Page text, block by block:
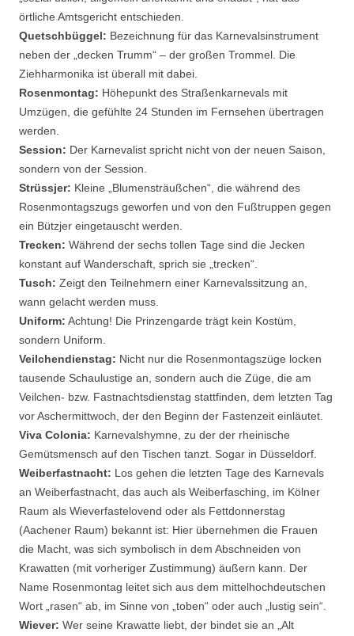
örtliche Amtsgericht entschieden.
Quetschbüggel: Bezeichnung für das Karnevalsinstrument
neben der „decken Trumm“ – der großen Trommel. Die
Ziehharmonika ist überall mit dabei.
Rosenmontag: Höhepunkt des Straßenkarnevals mit
Umzügen, die gefühlte 24 Stunden im Fernsehen übertragen
werden.
Session: Der Karnevalist spricht nicht von der neuen Saison,
sondern von der Session.
Strüssjer: Kleine „Blumensträußchen“, die während des
Rosenmontagszugs geworfen und von den Fußtruppen gegen
ein Bützjer eingetauscht werden.
Trecken: Während der sechs tollen Tage sind die Jecken
konstant auf Wanderschaft, sprich sie „trecken“.
Tusch: Zeigt den Teilnehmern einer Karnevalssitzung an,
wann gelacht werden muss.
Uniform: Achtung! Die Prinzengarde trägt kein Kostüm,
sondern Uniform.
Veilchendienstag: Nicht nur die Rosenmontagszüge locken
tausende Schaulustige an, sondern auch die Züge, die am
Veilchen- bzw. Fastnachtsdienstag stattfinden, dem letzten Tag
vor Aschermittwoch, der den Beginn der Fastenzeit einläutet.
Viva Colonia: Karnevalshymne, zu der der rheinische
Gemütsmensch auf den Tischen tanzt. Sogar in Düsseldorf.
Weiberfastnacht: Los gehen die letzten Tage des Karnevals
an Weiberfastnacht, das auch als Weiberfasching, im Kölner
Raum als Wieverfastelovend oder als Fettdonnerstag
(Aachener Raum) bekannt ist: Hier übernehmen die Frauen
die Macht, was sich symbolisch in dem Abschneiden von
Krawatten (mit vorheriger Zustimmung) äußern kann. Der
Name Rosenmontag leitet sich aus dem mittelhochdeutschen
Wort „rasen“ ab, im Sinne von „toben“ oder auch „lustig sein“.
Wiever: Wer seine Krawatte liebt, der bindet sie an „Alt